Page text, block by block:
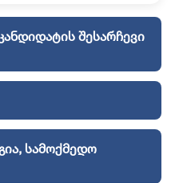
შესარჩევი
სამოქმედო